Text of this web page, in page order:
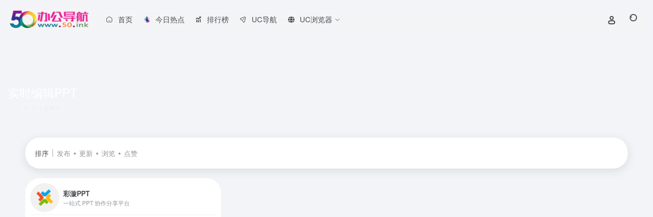
首页 今日热点 排行榜 UC导航 UC浏览器
排序 发布 更新 浏览 点赞
彩漩PPT
一站式 PPT 协作分享平台